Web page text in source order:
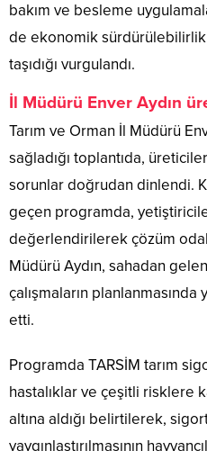
bakım ve besleme
de ekonomik sürdürülebilirlik
taşıdığı vurgulandı.
İl Müdürü Enver Aydın
Tarım ve Orman İl Müdürü
sağladığı toplantıda,
sorunlar doğrudan dinlendi.
geçen programda,
değerlendirilerek çözüm
Müdürü Aydın, sahadan
çalışmaların
etti.
Programda TARSİM tarım
hastalıklar ve çeşitli risklere
altına aldığı belirtilerek,
yaygınlaştırılmasının